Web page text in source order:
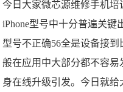
今日大家微芯源维修手机
iPhone型号中十分普遍关键
型号不正确56全是设备接
般在应用中大部分都不容
身在线升级引发。今日就给